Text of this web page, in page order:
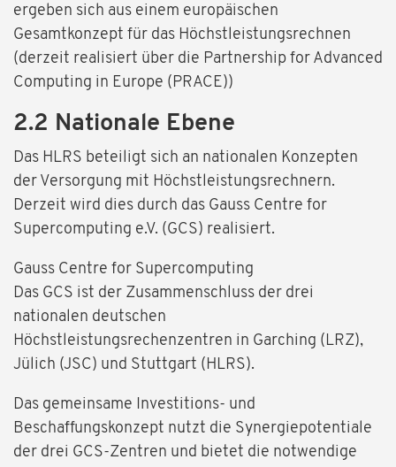
ergeben sich aus einem europäischen
Gesamtkonzept für das Höchstleistungsrechnen
(derzeit realisiert über die Partnership for Advanced
Computing in Europe (PRACE))
2.2 Nationale Ebene
Das HLRS beteiligt sich an nationalen Konzepten
der Versorgung mit Höchstleistungsrechnern.
Derzeit wird dies durch das Gauss Centre for
Supercomputing e.V. (GCS) realisiert.
Gauss Centre for Supercomputing
Das GCS ist der Zusammenschluss der drei
nationalen deutschen
Höchstleistungsrechenzentren in Garching (LRZ),
Jülich (JSC) und Stuttgart (HLRS).
Das gemeinsame Investitions- und
Beschaffungskonzept nutzt die Synergiepotentiale
der drei GCS-Zentren und bietet die notwendige